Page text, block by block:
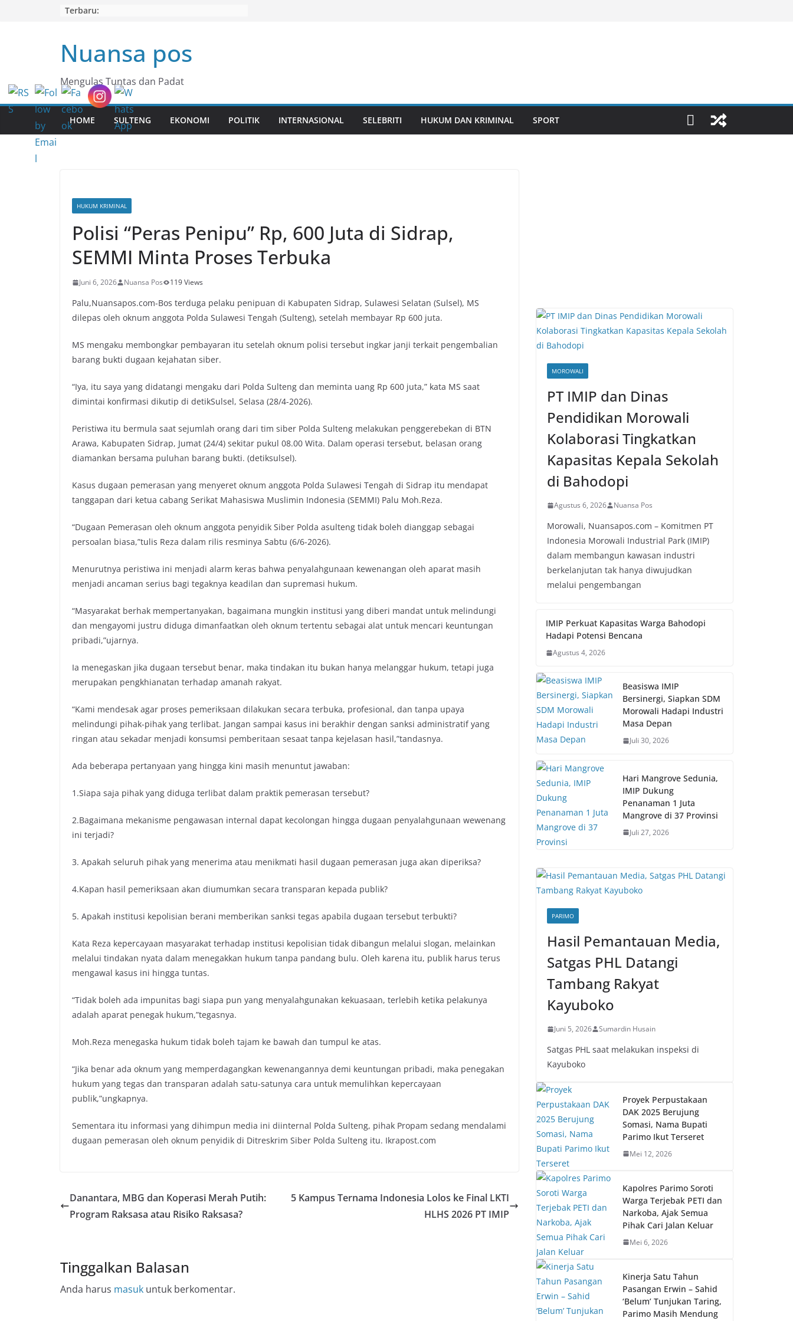
Terbaru:
Nuansa pos
Mengulas Tuntas dan Padat
HOME SULTENG EKONOMI POLITIK INTERNASIONAL SELEBRITI HUKUM DAN KRIMINAL SPORT
HUKUM KRIMINAL
Polisi “Peras Penipu” Rp, 600 Juta di Sidrap,
SEMMI Minta Proses Terbuka
Juni 6, 2026 Nuansa Pos 119 Views
Palu,Nuansapos.com-Bos terduga pelaku penipuan di Kabupaten Sidrap, Sulawesi Selatan (Sulsel), MS
dilepas oleh oknum anggota Polda Sulawesi Tengah (Sulteng), setelah membayar Rp 600 juta.
MS mengaku membongkar pembayaran itu setelah oknum polisi tersebut ingkar janji terkait pengembalian
barang bukti dugaan kejahatan siber.
“Iya, itu saya yang didatangi mengaku dari Polda Sulteng dan meminta uang Rp 600 juta,” kata MS saat
dimintai konfirmasi dikutip di detikSulsel, Selasa (28/4-2026).
Peristiwa itu bermula saat sejumlah orang dari tim siber Polda Sulteng melakukan penggerebekan di BTN
Arawa, Kabupaten Sidrap, Jumat (24/4) sekitar pukul 08.00 Wita. Dalam operasi tersebut, belasan orang
diamankan bersama puluhan barang bukti. (detiksulsel).
Kasus dugaan pemerasan yang menyeret oknum anggota Polda Sulawesi Tengah di Sidrap itu mendapat
tanggapan dari ketua cabang Serikat Mahasiswa Muslimin Indonesia (SEMMI) Palu Moh.Reza.
“Dugaan Pemerasan oleh oknum anggota penyidik Siber Polda asulteng tidak boleh dianggap sebagai
persoalan biasa,”tulis Reza dalam rilis resminya Sabtu (6/6-2026).
Menurutnya peristiwa ini menjadi alarm keras bahwa penyalahgunaan kewenangan oleh aparat masih
menjadi ancaman serius bagi tegaknya keadilan dan supremasi hukum.
“Masyarakat berhak mempertanyakan, bagaimana mungkin institusi yang diberi mandat untuk melindungi
dan mengayomi justru diduga dimanfaatkan oleh oknum tertentu sebagai alat untuk mencari keuntungan
pribadi,”ujarnya.
Ia menegaskan jika dugaan tersebut benar, maka tindakan itu bukan hanya melanggar hukum, tetapi juga
merupakan pengkhianatan terhadap amanah rakyat.
“Kami mendesak agar proses pemeriksaan dilakukan secara terbuka, profesional, dan tanpa upaya
melindungi pihak-pihak yang terlibat. Jangan sampai kasus ini berakhir dengan sanksi administratif yang
ringan atau sekadar menjadi konsumsi pemberitaan sesaat tanpa kejelasan hasil,”tandasnya.
Ada beberapa pertanyaan yang hingga kini masih menuntut jawaban:
1.Siapa saja pihak yang diduga terlibat dalam praktik pemerasan tersebut?
2.Bagaimana mekanisme pengawasan internal dapat kecolongan hingga dugaan penyalahgunaan wewenang
ini terjadi?
3. Apakah seluruh pihak yang menerima atau menikmati hasil dugaan pemerasan juga akan diperiksa?
4.Kapan hasil pemeriksaan akan diumumkan secara transparan kepada publik?
5. Apakah institusi kepolisian berani memberikan sanksi tegas apabila dugaan tersebut terbukti?
Kata Reza kepercayaan masyarakat terhadap institusi kepolisian tidak dibangun melalui slogan, melainkan
melalui tindakan nyata dalam menegakkan hukum tanpa pandang bulu. Oleh karena itu, publik harus terus
mengawal kasus ini hingga tuntas.
“Tidak boleh ada impunitas bagi siapa pun yang menyalahgunakan kekuasaan, terlebih ketika pelakunya
adalah aparat penegak hukum,”tegasnya.
Moh.Reza menegaska hukum tidak boleh tajam ke bawah dan tumpul ke atas.
“Jika benar ada oknum yang memperdagangkan kewenangannya demi keuntungan pribadi, maka penegakan
hukum yang tegas dan transparan adalah satu-satunya cara untuk memulihkan kepercayaan
publik,”ungkapnya.
Sementara itu informasi yang dihimpun media ini diinternal Polda Sulteng, pihak Propam sedang mendalami
dugaan pemerasan oleh oknum penyidik di Ditreskrim Siber Polda Sulteng itu. Ikrapost.com
Danantara, MBG dan Koperasi Merah Putih:
Program Raksasa atau Risiko Raksasa?
5 Kampus Ternama Indonesia Lolos ke Final LKTI
HLHS 2026 PT IMIP
Tinggalkan Balasan
Anda harus masuk untuk berkomentar.
MOROWALI
PT IMIP dan Dinas
Pendidikan Morowali
Kolaborasi Tingkatkan
Kapasitas Kepala Sekolah
di Bahodopi
Agustus 6, 2026 Nuansa Pos
Morowali, Nuansapos.com – Komitmen PT
Indonesia Morowali Industrial Park (IMIP)
dalam membangun kawasan industri
berkelanjutan tak hanya diwujudkan
melalui pengembangan
IMIP Perkuat Kapasitas Warga Bahodopi
Hadapi Potensi Bencana
Agustus 4, 2026
Beasiswa IMIP
Bersinergi, Siapkan SDM
Morowali Hadapi Industri
Masa Depan
Juli 30, 2026
Hari Mangrove Sedunia,
IMIP Dukung
Penanaman 1 Juta
Mangrove di 37 Provinsi
Juli 27, 2026
PARIMO
Hasil Pemantauan Media,
Satgas PHL Datangi
Tambang Rakyat
Kayuboko
Juni 5, 2026 Sumardin Husain
Satgas PHL saat melakukan inspeksi di
Kayuboko
Proyek Perpustakaan
DAK 2025 Berujung
Somasi, Nama Bupati
Parimo Ikut Terseret
Mei 12, 2026
Kapolres Parimo Soroti
Warga Terjebak PETI dan
Narkoba, Ajak Semua
Pihak Cari Jalan Keluar
Mei 6, 2026
Kinerja Satu Tahun
Pasangan Erwin – Sahid
‘Belum’ Tunjukan Taring,
Parimo Masih Mendung